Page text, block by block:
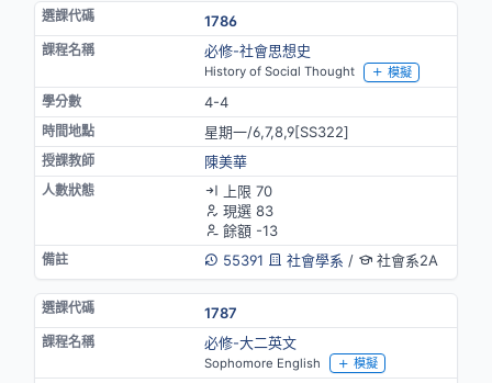
1786
必修-社會思想史
History of Social Thought 模擬
4-4
星期一/6,7,8,9[SS322]
陳美華
上限 70
現選 83
餘額 -13
55391
社會學系 / 社會系2A
1787
必修-大二英文
Sophomore English 模擬